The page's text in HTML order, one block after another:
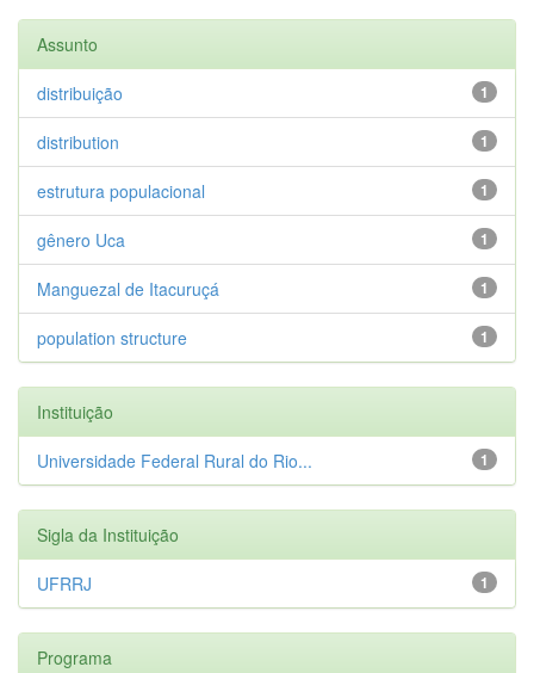
Assunto
1
distribuição
1
distribution
1
estrutura populacional
1
gênero Uca
1
Manguezal de Itacuruçá
1
population structure
Instituição
1
Universidade Federal Rural do Rio...
Sigla da Instituição
1
UFRRJ
Programa